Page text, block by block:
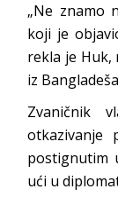
„Ne znamo
koji je
rekla je Huk,
iz
Zvaničnik
otkazivanje
postignutim
ući u